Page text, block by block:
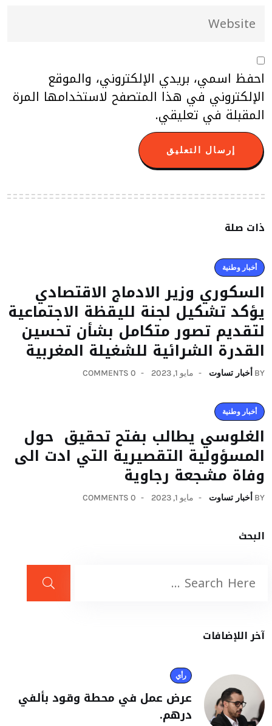
احفظ اسمي، بريدي الإلكتروني، والموقع
الإلكتروني في هذا المتصفح لاستخدامها المرة
المقبلة في تعليقي.
ذات صلة
أخبار وطنية
السكوري وزير الادماج الاقتصادي
يؤكد تشكيل لجنة لليقظة الاجتماعية
لتقديم تصور متكامل بشأن تحسين
القدرة الشرائية للشغيلة المغربية
BY أخبار تساوت مايو 1, 2023 0 COMMENTS
أخبار وطنية
الغلوسي يطالب بفتح تحقيق حول
المسؤولية التقصيرية التي ادت الى
وفاة مشجعة رجاوية
BY أخبار تساوت مايو 1, 2023 0 COMMENTS
البحث
آخر اللإضافات
رأي
عرض عمل في محطة وقود بألفي
درهم.